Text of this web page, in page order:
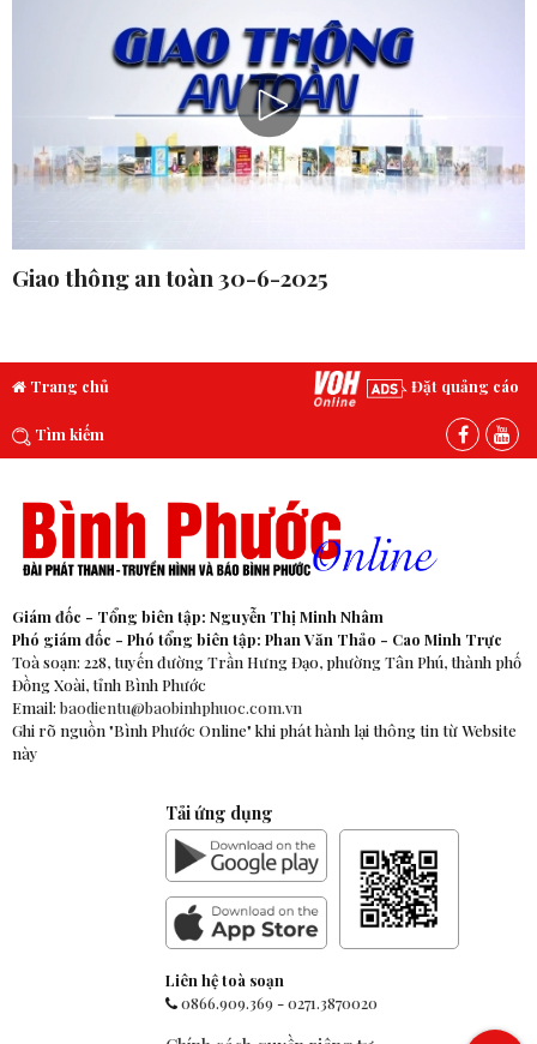
Giao thông an toàn 30-6-2025
Trang chủ Đặt quảng cáo
Tìm kiếm
Giám đốc - Tổng biên tập: Nguyễn Thị Minh Nhâm
Phó giám đốc - Phó tổng biên tập: Phan Văn Thảo - Cao Minh Trực
Toà soạn: 228, tuyến đường Trần Hưng Đạo, phường Tân Phú, thành phố
Đồng Xoài, tỉnh Bình Phước
Email: baodientu@baobinhphuoc.com.vn
Ghi rõ nguồn "Bình Phước Online" khi phát hành lại thông tin từ Website
này
Tải ứng dụng
Liên hệ toà soạn
0866.909.369-0271.3870020